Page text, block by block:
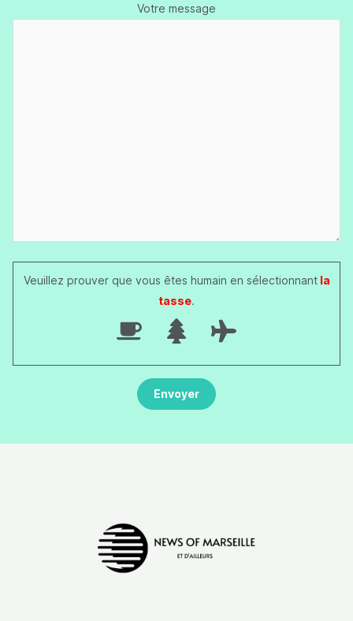
Votre message
Veuillez prouver que vous êtes humain en sélectionnantla
tasse.